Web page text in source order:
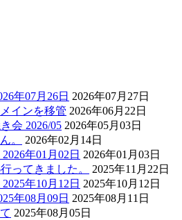
年07月26日 2026年07月27日
インを移管 2026年06月22日
会 2026/05 2026年05月03日
。
2026年02月14日
年01月02日 2026年01月03日
ってきました。
2025年11月22日
年10月12日 2025年10月12日
年08月09日 2025年08月11日
2025年08月05日